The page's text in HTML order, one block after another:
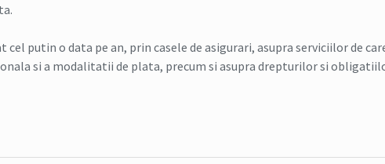
putin o data pe an, prin casele de asigurari, asupra serviciilor de
si a modalitatii de plata, precum si asupra drepturilor si